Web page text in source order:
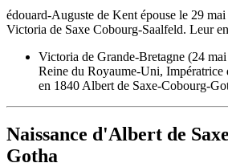
édouard-Auguste de Kent épouse le 29
Victoria de Saxe Cobourg-Saalfeld. Leur
Victoria de Grande-Bretagne (24
Reine du Royaume-Uni, Impératrice
en 1840 Albert de Saxe-Cobourg-
Naissance d'Albert de
Gotha